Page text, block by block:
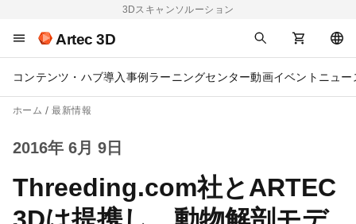
3Dスキャンソルーション
Artec 3D
コンテンツ・ハブ導入事例 ラーニングセンター動画イベント ニュー
ホーム 最新情報
2016年 6月 9日
Threeding.com社とARTEC